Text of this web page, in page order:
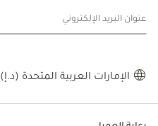
عنوان البريد الإلكتروني
الإمارات العربية المتحدة (د.إ)